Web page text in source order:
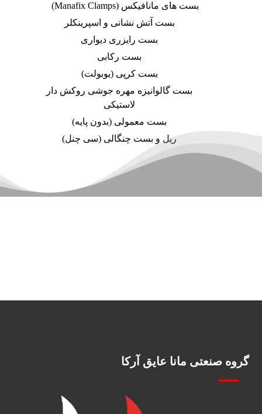
بست های مانافیکس (Manafix Clamps)
بست آتش نشانی و اسپرینکلر
بست رایزری دیواری
بست رکابی
بست کرپی (یوبولت)
بست گالوانیزه مهره جوشی روکش دار
لاستیکی
بست معمولی (بدون پایه)
ریل و بست چنگالی (سی چنل)
گروه صنعتی مانا عایق آرکا